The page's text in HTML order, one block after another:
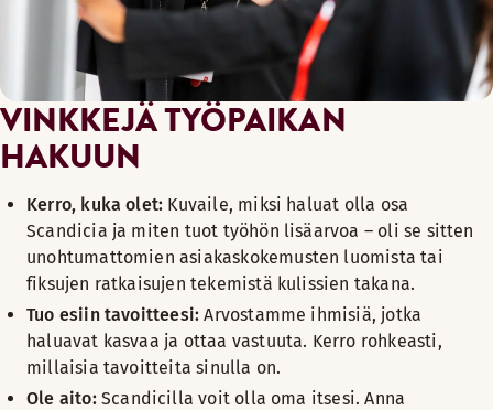
VINKKEJÄ TYÖPAIKAN
HAKUUN
Kerro, kuka olet: Kuvaile, miksi haluat olla osa
Scandicia ja miten tuot työhön lisäarvoa – oli se sitten
unohtumattomien asiakaskokemusten luomista tai
fiksujen ratkaisujen tekemistä kulissien takana.
Tuo esiin tavoitteesi: Arvostamme ihmisiä, jotka
haluavat kasvaa ja ottaa vastuuta. Kerro rohkeasti,
millaisia tavoitteita sinulla on.
Ole aito: Scandicilla voit olla oma itsesi. Anna
TYÖTÄ YLI RAJOJEN JA ROOLIEN
Kansainvälinen näkökulma kollegoiden ja vieraiden
Mahdollisuus työskennellä eri rooleissa ja eri paikoissa
Lämmin ilmapiiri, jossa työskentely ystävien kanssa